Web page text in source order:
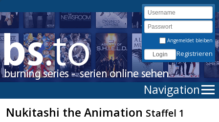
Angemeldet bleiben
Registrieren
Navigation
Nukitashi the Animation Staffel 1